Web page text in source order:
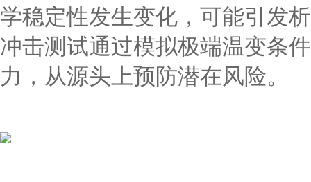
学稳定性发生变化，可能引发
冲击测试通过模拟极端温变条
力，从源头上预防潜在风险。